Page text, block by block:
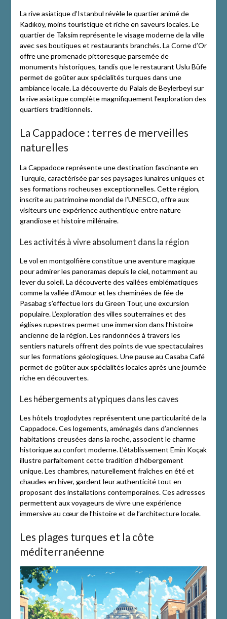
La rive asiatique d’Istanbul révèle le quartier animé de
Kadıköy, moins touristique et riche en saveurs locales. Le
quartier de Taksim représente le visage moderne de la ville
avec ses boutiques et restaurants branchés. La Corne d’Or
offre une promenade pittoresque parsemée de
monuments historiques, tandis que le restaurant Uslu Büfe
permet de goûter aux spécialités turques dans une
ambiance locale. La découverte du Palais de Beylerbeyi sur
la rive asiatique complète magnifiquement l’exploration des
quartiers traditionnels.
La Cappadoce : terres de merveilles
naturelles
La Cappadoce représente une destination fascinante en
Turquie, caractérisée par ses paysages lunaires uniques et
ses formations rocheuses exceptionnelles. Cette région,
inscrite au patrimoine mondial de l’UNESCO, offre aux
visiteurs une expérience authentique entre nature
grandiose et histoire millénaire.
Les activités à vivre absolument dans la région
Le vol en montgolfière constitue une aventure magique
pour admirer les panoramas depuis le ciel, notamment au
lever du soleil. La découverte des vallées emblématiques
comme la vallée d’Amour et les cheminées de fée de
Pasabag s’effectue lors du Green Tour, une excursion
populaire. L’exploration des villes souterraines et des
églises rupestres permet une immersion dans l’histoire
ancienne de la région. Les randonnées à travers les
sentiers naturels offrent des points de vue spectaculaires
sur les formations géologiques. Une pause au Casaba Café
permet de goûter aux spécialités locales après une journée
riche en découvertes.
Les hébergements atypiques dans les caves
Les hôtels troglodytes représentent une particularité de la
Cappadoce. Ces logements, aménagés dans d’anciennes
habitations creusées dans la roche, associent le charme
historique au confort moderne. L’établissement Emin Koçak
illustre parfaitement cette tradition d’hébergement
unique. Les chambres, naturellement fraîches en été et
chaudes en hiver, gardent leur authenticité tout en
proposant des installations contemporaines. Ces adresses
permettent aux voyageurs de vivre une expérience
immersive au cœur de l’histoire et de l’architecture locale.
Les plages turques et la côte
méditerranéenne